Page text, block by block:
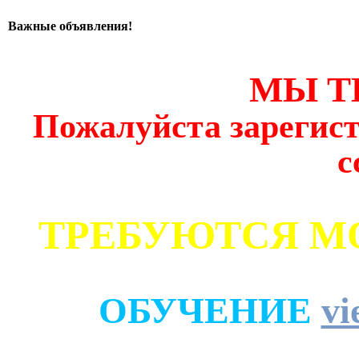
Важные объявления!
МЫ
Пожалуйста
ТРЕБУЮТСЯ
ОБУЧЕНИЕ